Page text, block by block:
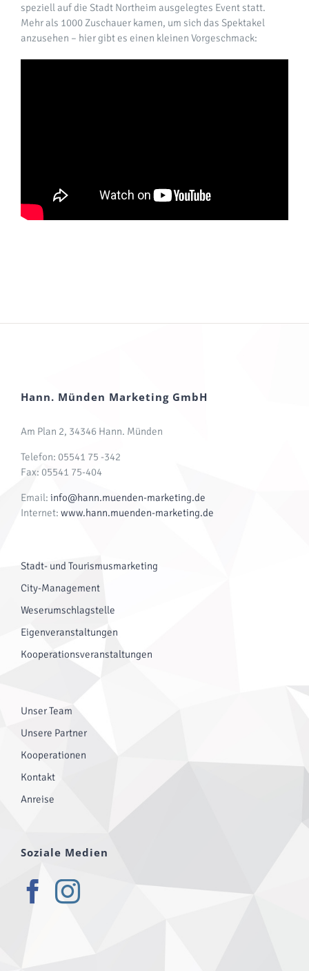
speziell auf die Stadt Northeim ausgelegtes Event statt.
Mehr als 1000 Zuschauer kamen, um sich das Spektakel
anzusehen – hier gibt es einen kleinen Vorgeschmack:
Hann. Münden Marketing GmbH
Am Plan 2, 34346 Hann. Münden
Telefon: 05541 75 -342
Fax: 05541 75-404
Email: info@hann.muenden-marketing.de
Internet: www.hann.muenden-marketing.de
Stadt- und Tourismusmarketing
City-Management
Weserumschlagstelle
Eigenveranstaltungen
Kooperationsveranstaltungen
Unser Team
Unsere Partner
Kooperationen
Kontakt
Anreise
Soziale Medien